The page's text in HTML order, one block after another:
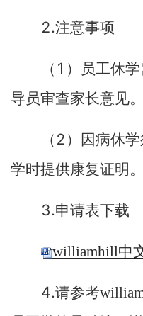
2.注意事项
（ 1 ）员工休
导员审查家长意见。
（ 2 ）因病休
学时提供康复证明。
3.申请表下载
williamhill中
4.请参考